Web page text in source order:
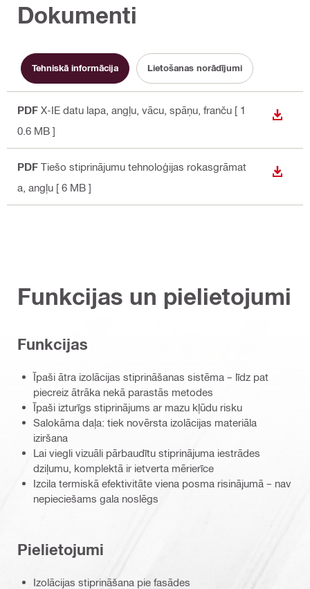
Dokumenti
Tehniskā informācija Lietošanas norādījumi
PDF X-IE datu lapa , angļu, vācu, spāņu, franču [ 1
0.6 MB ]
PDF Tiešo stiprinājumu tehnoloģijas rokasgrāmat
a , angļu [ 6 MB ]
Funkcijas un pielietojumi
Funkcijas
Īpaši ātra izolācijas stiprināšanas sistēma – līdz pat
piecreiz ātrāka nekā parastās metodes
Īpaši izturīgs stiprinājums ar mazu kļūdu risku
Salokāma daļa: tiek novērsta izolācijas materiāla
iziršana
Lai viegli vizuāli pārbaudītu stiprinājuma iestrādes
dziļumu, komplektā ir ietverta mērierīce
Izcila termiskā efektivitāte viena posma risinājumā – nav
nepieciešams gala noslēgs
Pielietojumi
Izolācijas stiprināšana pie fasādes